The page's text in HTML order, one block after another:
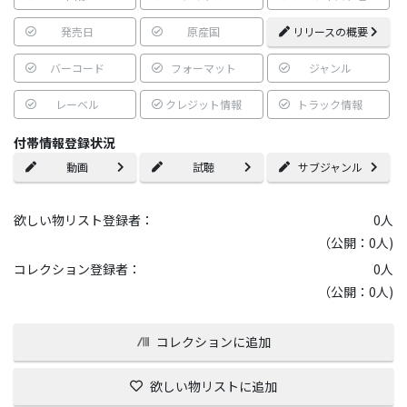
発売日 原産国 リリースの概要
バーコード フォーマット ジャンル
レーベル クレジット情報 トラック情報
付帯情報登録状況
動画 試聴 サブジャンル
欲しい物リスト登録者： 0人
（公開：0人)
コレクション登録者：
0人
（公開：0人)
コレクションに追加
欲しい物リストに追加